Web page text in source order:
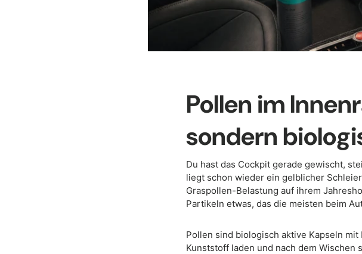
Pollen im
sondern
Du hast das Cockpit gerade gewischt,
liegt schon wieder ein gelblicher
Graspollen-Belastung auf ihrem
Partikeln etwas, das die meisten beim
Pollen sind biologisch aktive Kapseln
Kunststoff laden und nach dem